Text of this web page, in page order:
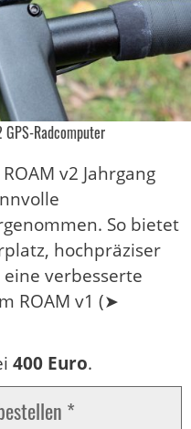
GPS-Radcomputer
v2 Jahrgang
So bietet
hochpräziser
verbesserte
ROAM v1 (➤
400 Euro.
*